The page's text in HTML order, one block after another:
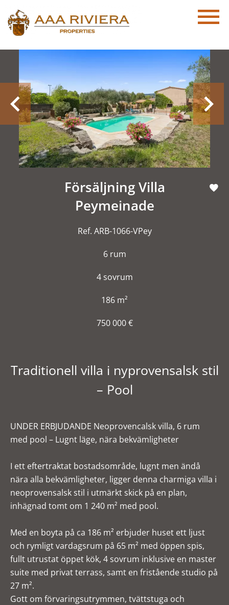
Försäljning Villa
Peymeinade
Ref. ARB-1066-VPey
6 rum
4 sovrum
186 m²
750 000 €
Traditionell villa i nyprovensalsk stil
– Pool
UNDER ERBJUDANDE Neoprovencalsk villa, 6 rum
med pool – Lugnt läge, nära bekvämligheter
I ett eftertraktat bostadsområde, lugnt men ändå
nära alla bekvämligheter, ligger denna charmiga villa i
neoprovensalsk stil i utmärkt skick på en plan,
inhägnad tomt om 1 240 m² med pool.
Med en boyta på ca 186 m² erbjuder huset ett ljust
och rymligt vardagsrum på 65 m² med öppen spis,
fullt utrustat öppet kök, 4 sovrum inklusive en master
suite med privat terrass, samt en fristående studio på
27 m².
Gott om förvaringsutrymmen, tvättstuga och